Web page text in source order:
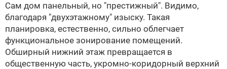
Сам дом панельный, но "престижный". Видимо,
благодаря "двухэтажному" изыску. Такая
планировка, естественно, сильно облегчает
функциональное зонирование помещений.
Обширный нижний этаж превращается в
общественную часть, укромно-коридорный верхний